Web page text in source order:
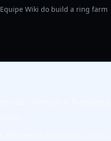
Equipe Wiki do build a ring farm